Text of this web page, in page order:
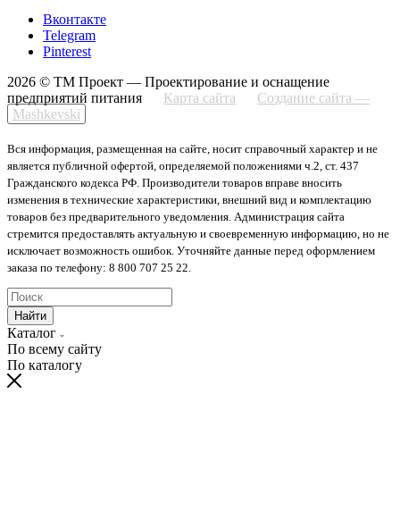
Вконтакте
Telegram
Pinterest
2026 © ТМ Проект — Проектирование и оснащение
предприятий питания
Карта сайта
Создание сайта —
Mashkevski
Вся информация, размещенная на сайте, носит справочный характер и не
является публичной офертой, определяемой положениями ч.2, ст. 437
Гражданского кодекса РФ. Производители товаров вправе вносить
изменения в технические характеристики, внешний вид и комплектацию
товаров без предварительного уведомления. Администрация сайта
стремится предоставлять актуальную и своевременную информацию, но не
исключает возможность ошибок. Уточняйте данные перед оформлением
заказа по телефону: 8 800 707 25 22.
Найти
Каталог
По всему сайту
По каталогу